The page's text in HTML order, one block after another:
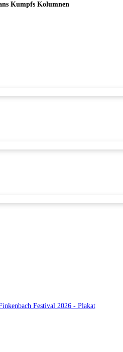
Kumpfs Kolumnen